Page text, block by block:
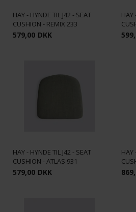
HAY - HYNDE TIL J42 - SEAT
CUSHION - REMIX 233
579,00 DKK
HAY
HAY - HYNDE TIL J42 - SEAT
CUSHION - ATLAS 931
579,00 DKK
HAY